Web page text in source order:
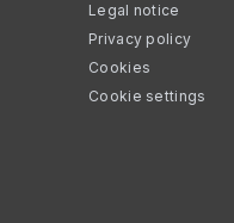
Legal notice
Privacy policy
Cookies
Cookie settings